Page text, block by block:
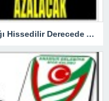
Valilikten Kritik Uyarı ; Hava Sıcaklığı Hissedilir Derecede Azalacak!